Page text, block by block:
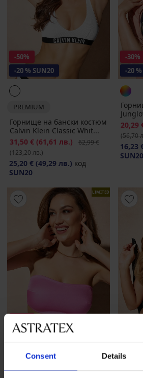
Consent Details
-50%
-20 % SUN20
PREMIUM
Горнище на бански костюм
Calvin Klein Classic Whit...
Намаление
31,50 € (61,61 лв.) Първоначална цена
62,99 €
(123,20 лв.)
25,20 € (49,29 лв.) код
SUN20
-30%
-20
20,29
(56,70
16,23
SUN20
LIMITED
-20 % SUN20
Горнище на бански костюм